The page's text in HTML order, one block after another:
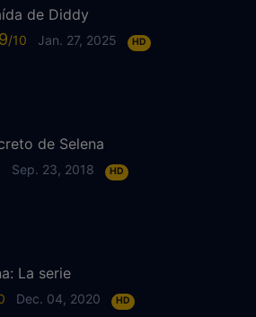
de Diddy
Jan. 27, 2025 HD
de Selena
Sep. 23, 2018 HD
La serie
Dec. 04, 2020 HD